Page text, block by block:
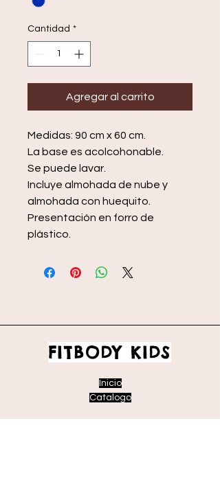
Cantidad *
Agregar al carrito
Medidas: 90 cm x 60 cm.
La base es acolcohonable.
Se puede lavar.
Incluye almohada de nube y
almohada con huequito.
Presentación en forro de
plástico.
FITBODY KIDS
Inicio
Catalogo